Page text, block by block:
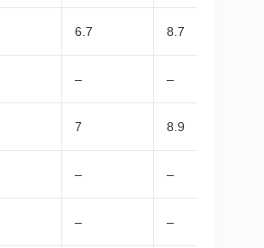
6.7 8.7
– –
7 8.9
– –
– –